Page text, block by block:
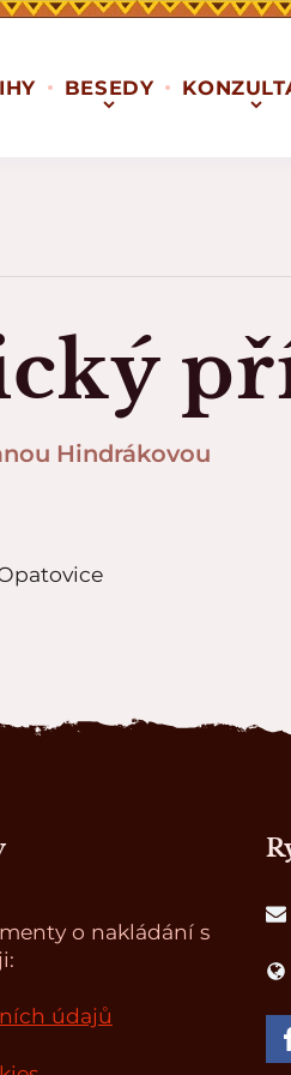
BESEDY
Hindrákovou
o nakládání s
údajů